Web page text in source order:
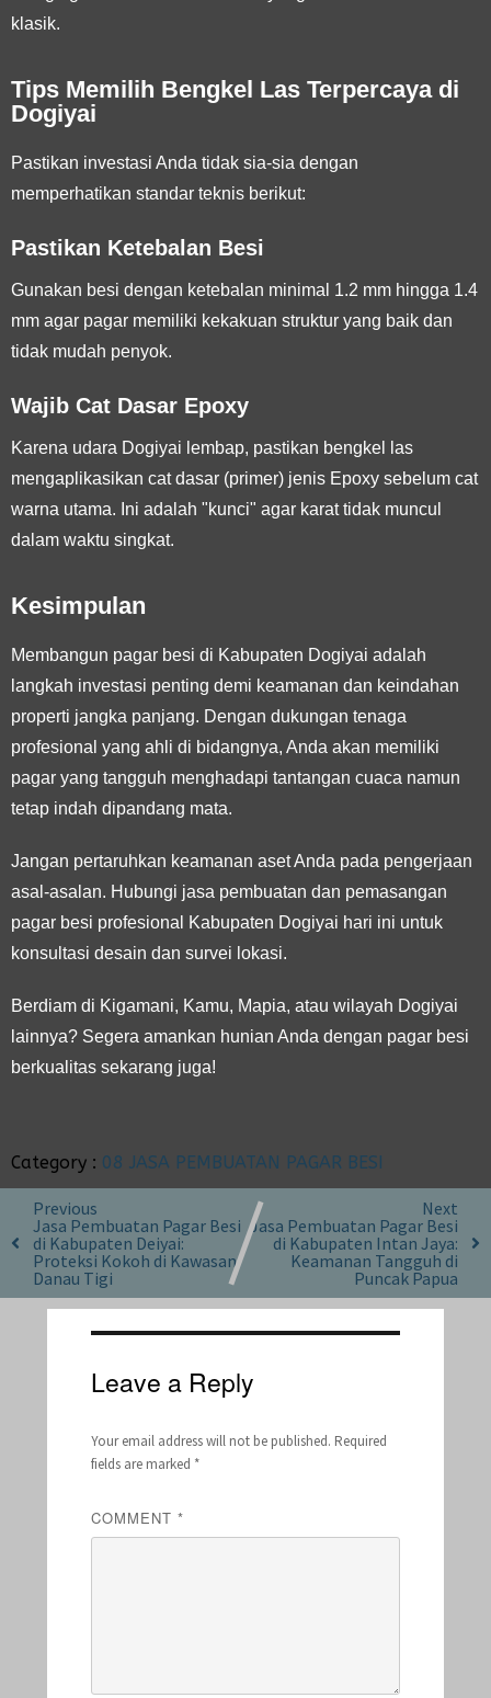
klasik.
Tips Memilih Bengkel Las Terpercaya di
Dogiyai
Pastikan investasi Anda tidak sia-sia dengan
memperhatikan standar teknis berikut:
Pastikan Ketebalan Besi
Gunakan besi dengan ketebalan minimal 1.2 mm hingga 1.4
mm agar pagar memiliki kekakuan struktur yang baik dan
tidak mudah penyok.
Wajib Cat Dasar Epoxy
Karena udara Dogiyai lembap, pastikan bengkel las
mengaplikasikan cat dasar (primer) jenis Epoxy sebelum cat
warna utama. Ini adalah "kunci" agar karat tidak muncul
dalam waktu singkat.
Kesimpulan
Membangun pagar besi di Kabupaten Dogiyai adalah
langkah investasi penting demi keamanan dan keindahan
properti jangka panjang. Dengan dukungan tenaga
profesional yang ahli di bidangnya, Anda akan memiliki
pagar yang tangguh menghadapi tantangan cuaca namun
tetap indah dipandang mata.
Jangan pertaruhkan keamanan aset Anda pada pengerjaan
asal-asalan. Hubungi jasa pembuatan dan pemasangan
pagar besi profesional Kabupaten Dogiyai hari ini untuk
konsultasi desain dan survei lokasi.
Berdiam di Kigamani, Kamu, Mapia, atau wilayah Dogiyai
lainnya? Segera amankan hunian Anda dengan pagar besi
berkualitas sekarang juga!
Category : 08 JASA PEMBUATAN PAGAR BESI
Previous
Jasa Pembuatan Pagar Besi
di Kabupaten Deiyai:
Proteksi Kokoh di Kawasan
Danau Tigi
Next
Jasa Pembuatan Pagar Besi
di Kabupaten Intan Jaya:
Keamanan Tangguh di
Puncak Papua
Leave a Reply
Your email address will not be published. Required
fields are marked *
COMMENT *